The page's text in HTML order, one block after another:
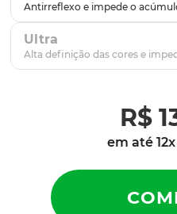
Ultra
R$
em até 12